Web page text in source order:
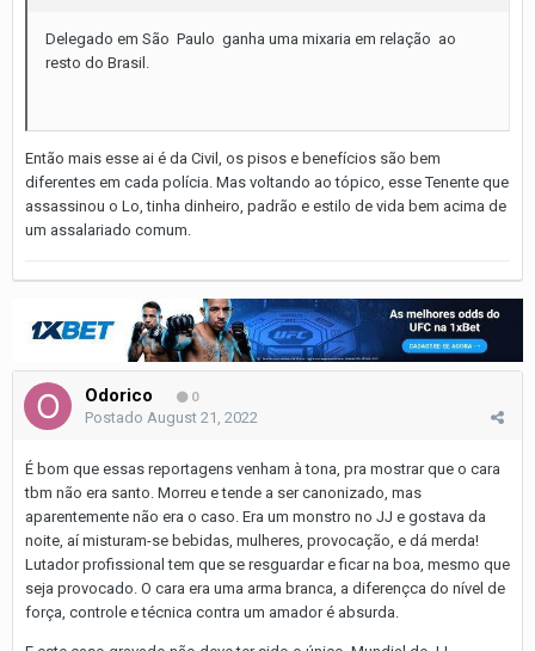
Delegado em São Paulo ganha uma mixaria em relação ao
resto do Brasil.
Então mais esse ai é da Civil, os pisos e benefícios são bem
diferentes em cada polícia. Mas voltando ao tópico, esse Tenente que
assassinou o Lo, tinha dinheiro, padrão e estilo de vida bem acima de
um assalariado comum.
Odorico 0
Postado August 21, 2022
É bom que essas reportagens venham à tona, pra mostrar que o cara
tbm não era santo. Morreu e tende a ser canonizado, mas
aparentemente não era o caso. Era um monstro no JJ e gostava da
noite, aí misturam-se bebidas, mulheres, provocação, e dá merda!
Lutador profissional tem que se resguardar e ficar na boa, mesmo que
seja provocado. O cara era uma arma branca, a diferençca do nível de
força, controle e técnica contra um amador é absurda.